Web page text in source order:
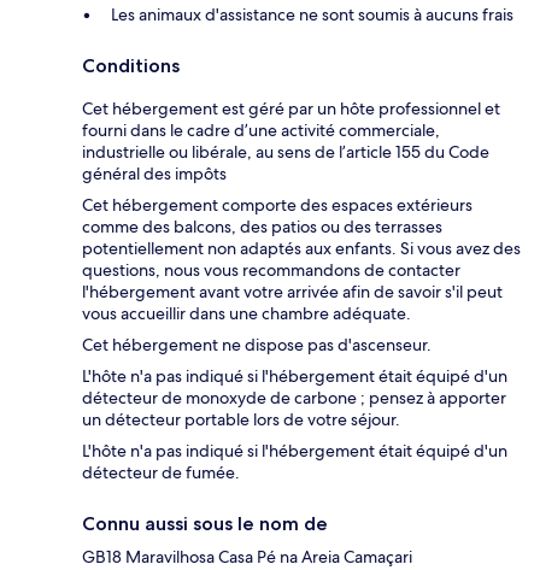
Les animaux d'assistance ne sont soumis à aucuns frais
Conditions
Cet hébergement est géré par un hôte professionnel et
fourni dans le cadre d’une activité commerciale,
industrielle ou libérale, au sens de l’article 155 du Code
général des impôts
Cet hébergement comporte des espaces extérieurs
comme des balcons, des patios ou des terrasses
potentiellement non adaptés aux enfants. Si vous avez des
questions, nous vous recommandons de contacter
l'hébergement avant votre arrivée afin de savoir s'il peut
vous accueillir dans une chambre adéquate.
Cet hébergement ne dispose pas d'ascenseur.
L'hôte n'a pas indiqué si l'hébergement était équipé d'un
détecteur de monoxyde de carbone ; pensez à apporter
un détecteur portable lors de votre séjour.
L'hôte n'a pas indiqué si l'hébergement était équipé d'un
détecteur de fumée.
Connu aussi sous le nom de
GB18 Maravilhosa Casa Pé na Areia Camaçari